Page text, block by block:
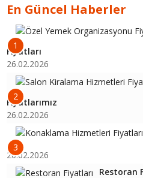
En Güncel Haberler
1
Fiyatları
26.02.2026
2
Fiyatlarımız
26.02.2026
3
26.02.2026
Restoran